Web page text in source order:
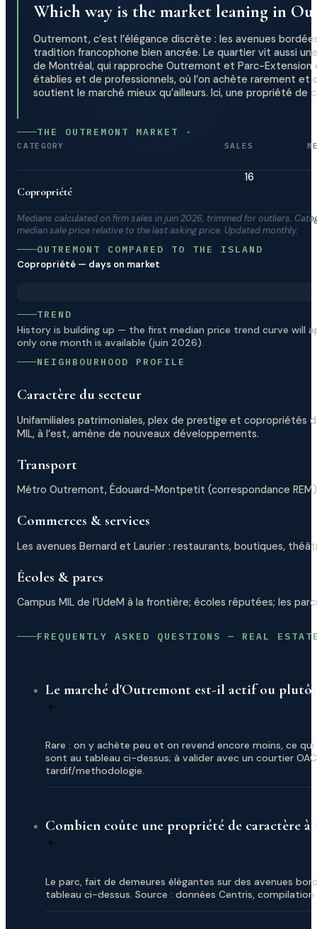
Which way is the market leaning in
Outremont, c’est l’élégance discrète : les avenues
tradition francophone bien ancrée. Le quartier vit aussi
de Montréal, qui rapproche Outremont et Parc-
établies et de professionnels, où l’on achète rarement et
soutient le marché mieux qu’ailleurs. Ici, une propriété
THE OUTREMONT MARKET ·
CATEGORY SALES
Copropriété
16
Medians calculated on firm sales in juin 2026, trimmed for outliers.
median sale price relative to the last asking price. Updated monthly.
OUTREMONT COMPARED TO THE ISLAND
Copropriété — days on market
TREND
History is building up — the first median price trend curve will
only one month is available (juin 2026).
NEIGHBOURHOOD PROFILE
Caractère du secteur
Unifamiliales patrimoniales, plex de prestige et copropriétés
MIL, à l’est, amène de nouveaux développements.
Transport
Métro Outremont, Édouard-Montpetit (correspondance
Commerces & services
Les avenues Bernard et Laurier : restaurants, boutiques,
Écoles & parcs
Campus MIL de l’UdeM à la frontière; écoles réputées; les
FREQUENTLY ASKED QUESTIONS — REAL
Le marché d'Outremont est-il actif ou
Rare : on y achète peu et on revend encore moins, ce
sont au tableau ci-dessus; à valider avec un courtier
tardif/methodologie.
Combien coûte une propriété de caractère
Le parc, fait de demeures élégantes sur des avenues
tableau ci-dessus. Source : données Centris,